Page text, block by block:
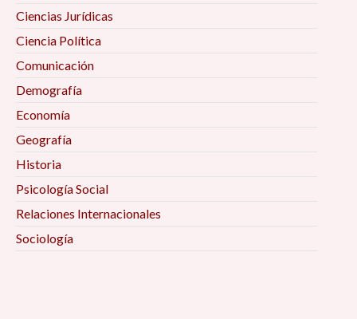
Ciencias Jurídicas
Ciencia Política
Comunicación
Demografía
Economía
Geografía
Historia
Psicología Social
Relaciones Internacionales
Sociología